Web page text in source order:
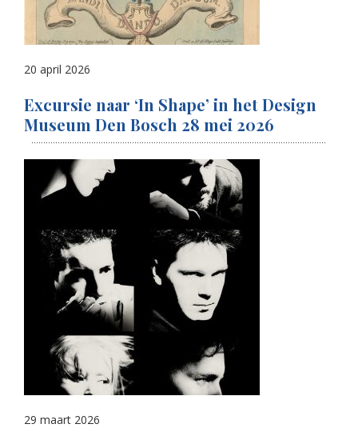
20 april 2026
Excursie naar ‘In Shape’ in het Design
Museum Den Bosch 28 mei 2026
29 maart 2026